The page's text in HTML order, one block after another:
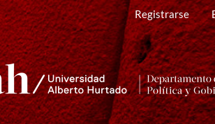
Registrarse